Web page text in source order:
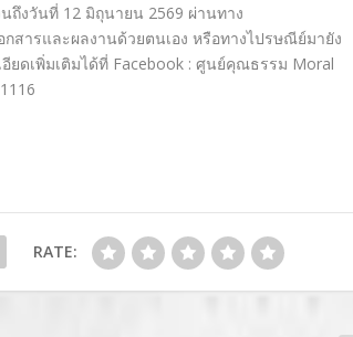
ถึงวันที่ 12 มิถุนายน 2569 ผ่านทาง
สารและผลงานด้วยตนเอง หรือทางไปรษณีย์มายัง
ดเพิ่มเติมได้ที่ Facebook : ศูนย์คุณธรรม Moral
RATE: